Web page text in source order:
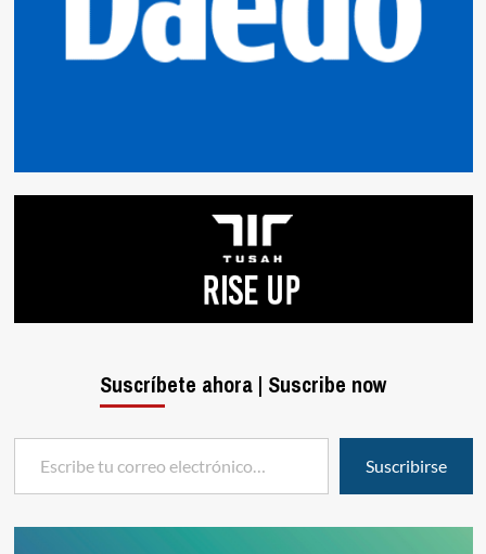
Suscríbete ahora | Suscribe now
Escribe tu correo electrónico…
Suscribirse